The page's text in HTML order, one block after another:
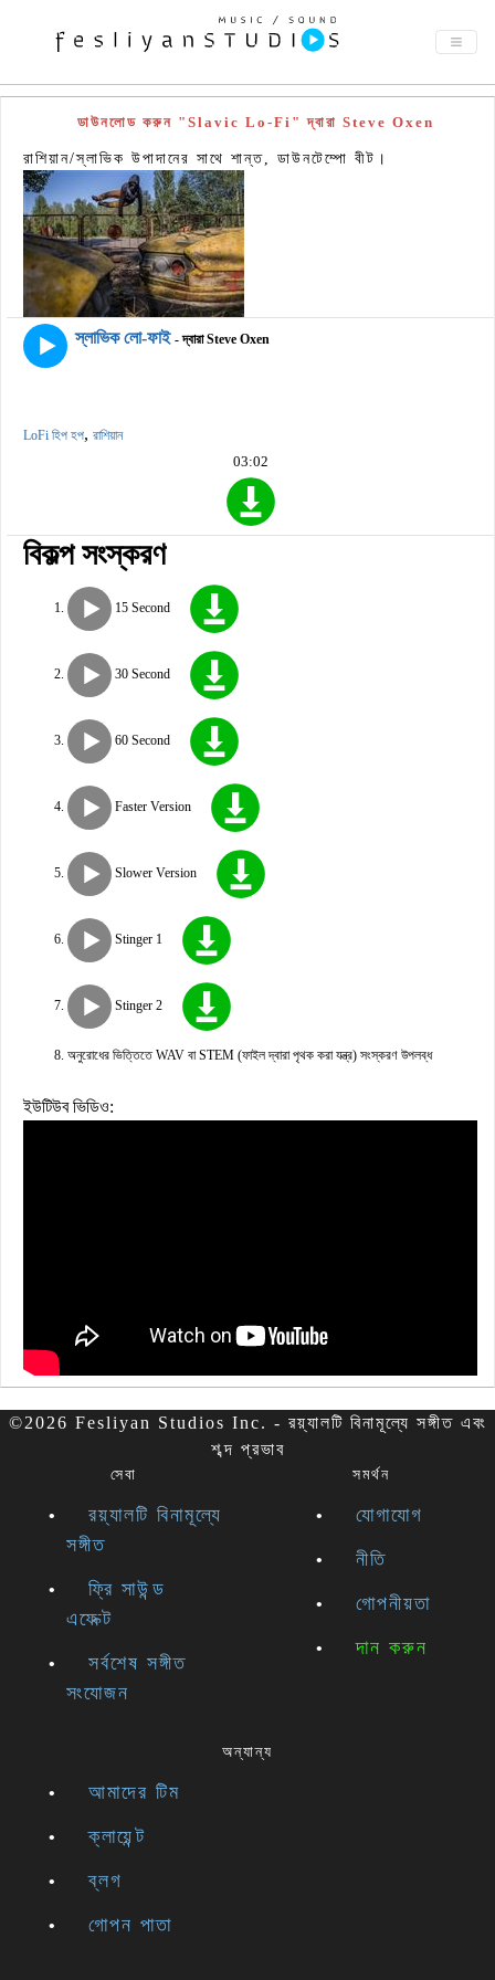
ডাউনলোড করুন "Slavic Lo-Fi" দ্বারা Steve Oxen
রাশিয়ান/স্লাভিক উপাদানের সাথে শান্ত, ডাউনটেম্পো বীট।
স্লাভিক লো-ফাই - দ্বারা Steve Oxen
LoFi হিপ হপ, রাশিয়ান
03:02
বিকল্প সংস্করণ
15 Second
30 Second
60 Second
Faster Version
Slower Version
Stinger 1
Stinger 2
অনুরোধের ভিত্তিতে WAV বা STEM (ফাইল দ্বারা পৃথক করা যন্ত্র) সংস্করণ উপলব্ধ
ইউটিউব ভিডিও:
©2026 Fesliyan Studios Inc. - রয়্যালটি বিনামূল্যে সঙ্গীত এবং
শব্দ প্রভাব
সেবা
রয়্যালটি বিনামূল্যে
সঙ্গীত
ফ্রি সাউন্ড
এফেক্ট
সর্বশেষ সঙ্গীত
সংযোজন
সমর্থন
যোগাযোগ
নীতি
গোপনীয়তা
দান করুন
অন্যান্য
আমাদের টিম
ক্লায়েন্ট
ব্লগ
গোপন পাতা